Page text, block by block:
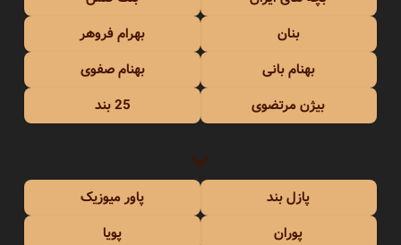
بنان
بهرام فروهر
بهنام بانی
بهنام صفوی
بیژن مرتضوی
25 بند
پ
پازل بند
پاور میوزیک
پوران
پویا